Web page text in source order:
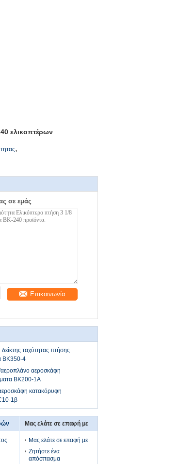
ελικοπτέρων
,
σε εμάς
Επικοινωνία
ταχύτητας πτήσης
BK350-4
αεροσκάφη
BK200-1A
κατακόρυφη
1β
Μας ελάτε σε επαφή με
Μας ελάτε σε επαφή με
Ζητήστε ένα
απόσπασμα